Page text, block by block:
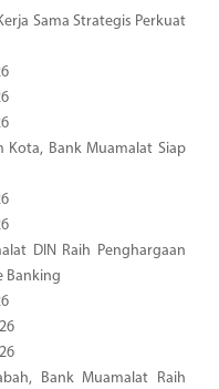
Sama Strategis Perkuat
Kota, Bank Muamalat Siap
DIN Raih Penghargaan
Banking
Bank Muamalat Raih